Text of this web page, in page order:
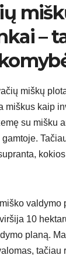
–
miškų
miškus kaip
su mišku
valdymo
10
planą.
tačiau